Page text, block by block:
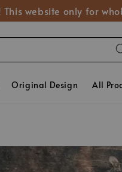
This website only for
Original Design All